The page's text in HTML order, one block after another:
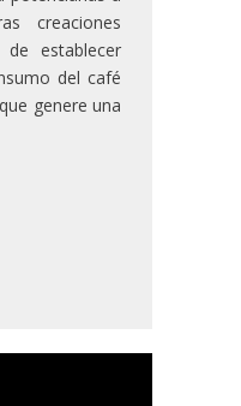
creaciones
establecer
del café
genere una